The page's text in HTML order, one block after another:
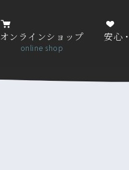
オンラインショップ
online shop
安心